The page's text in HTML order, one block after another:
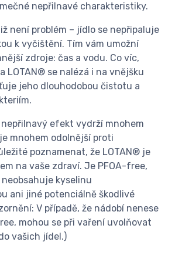
nepřilnavé charakteristiky.
není problém – jídlo se nepřipaluje
k vyčištění. Tím vám umožní
zdroje: čas a vodu. Co víc,
LOTAN® se nalézá i na vnějšku
jeho dlouhodobou čistotu a
efekt vydrží mnohem
mnohem odolnější proti
poznamenat, že LOTAN® je
na vaše zdraví. Je PFOA-free,
kyselinu
ani jiné potenciálně škodlivé
V případě, že nádobí nenese
mohou se při vaření uvolňovat
vašich jídel.)